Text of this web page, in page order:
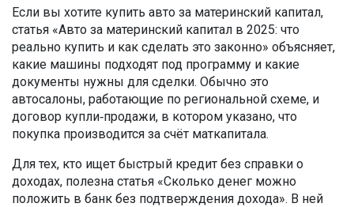
Если вы хотите купить авто за материнский капитал,
статья «Авто за материнский капитал в 2025: что
реально купить и как сделать это законно» объясняет,
какие машины подходят под программу и какие
документы нужны для сделки. Обычно это
автосалоны, работающие по региональной схеме, и
договор купли‑продажи, в котором указано, что
покупка производится за счёт маткапитала.
Для тех, кто ищет быстрый кредит без справки о
доходах, полезна статья «Сколько денег можно
положить в банк без подтверждения дохода». В ней